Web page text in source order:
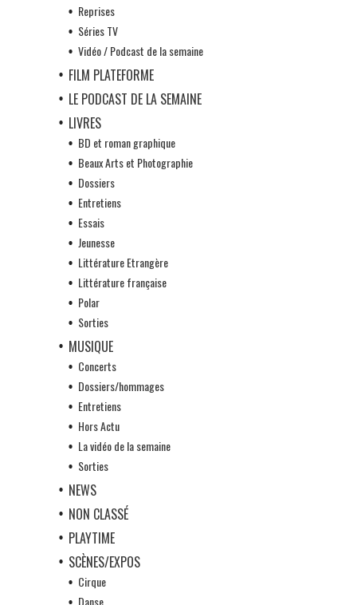
Reprises
Séries TV
Vidéo / Podcast de la semaine
FILM PLATEFORME
LE PODCAST DE LA SEMAINE
LIVRES
BD et roman graphique
Beaux Arts et Photographie
Dossiers
Entretiens
Essais
Jeunesse
Littérature Etrangère
Littérature française
Polar
Sorties
MUSIQUE
Concerts
Dossiers/hommages
Entretiens
Hors Actu
La vidéo de la semaine
Sorties
NEWS
NON CLASSÉ
PLAYTIME
SCÈNES/EXPOS
Cirque
Danse